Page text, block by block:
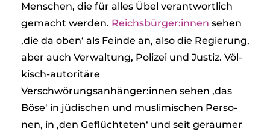
Men­schen, die für alles Übel ver­ant­wort­lich
gemacht wer­den. Reichsbürger:innen sehen
‚die da oben‘ als Feinde an, also die Regie­rung,
aber auch Ver­wal­tung, Poli­zei und Jus­tiz. Völ­
kisch-auto­ri­täre
Verschwörungsanhänger:innen sehen ‚das
Böse‘ in jüdi­schen und mus­li­mi­schen Per­so­
nen, in ‚den Geflüch­te­ten‘ und seit gerau­mer